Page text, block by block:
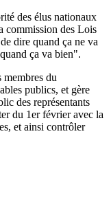
des élus nationaux
commission des Lois
dire quand ça ne va
ça va bien".
du
publics, et gère
des représentants
du 1er février avec la
et ainsi contrôler